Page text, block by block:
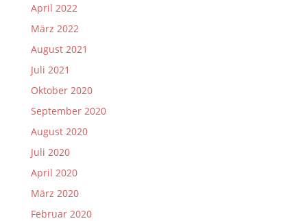
April 2022
März 2022
August 2021
Juli 2021
Oktober 2020
September 2020
August 2020
Juli 2020
April 2020
März 2020
Februar 2020